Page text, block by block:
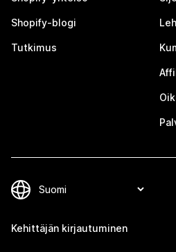
Shopify-blogi
Tutkimus
Kehittäjän kirjautuminen